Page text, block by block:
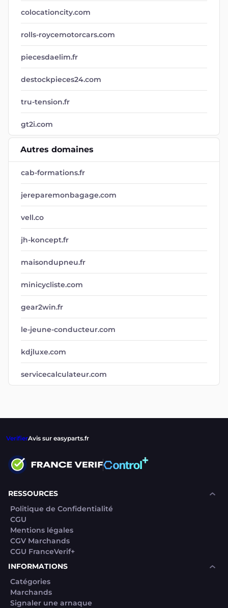
colocationcity.com
rolls-roycemotorcars.com
piecesdaelim.fr
destockpieces24.com
tru-tension.fr
gt2i.com
Autres domaines
cab-formations.fr
jereparemonbagage.com
vell.co
jh-koncept.fr
maisondupneu.fr
minicycliste.com
gear2win.fr
le-jeune-conducteur.com
kdjluxe.com
servicecalculateur.com
VerifierAvis sur easyparts.fr
RESSOURCES
Politique de Confidentialité
CGU
Mentions légales
CGV Marchands
CGU FranceVerif+
INFORMATIONS
Catégories
Marchands
Signaler une arnaque